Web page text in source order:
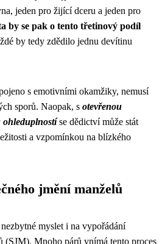
jeden pro žijící dceru a jeden pro
by se pak o tento třetinový podíl
by tedy zdědilo jednu devítinu
s emotivními okamžiky, nemusí
sporů. Naopak, s otevřenou
ohleduplnostíse dědictví může stát
a vzpomínkou na blízkého
jmění manželů
myslet i na vypořádání
(SJM). Mnoho párů vnímá tento proces